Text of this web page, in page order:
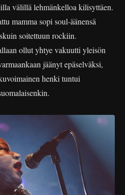
välillä lehmänkelloa kilisyttäen.
mamma sopi soul-äänensä
soitettuun rockiin.
ollut yhtye vakuutti yleisön
jäänyt epäselväksi,
henki tuntui